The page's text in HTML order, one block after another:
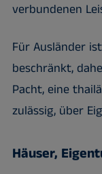
verbundenen
Für Ausländer
beschränkt,
Pacht, eine
zulässig, über
Häuser,